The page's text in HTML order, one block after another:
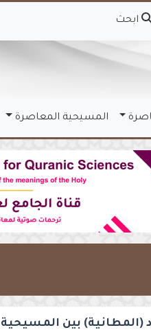
ابحث
المسيحية المعاصرة
(المطانية) بين المسيحية